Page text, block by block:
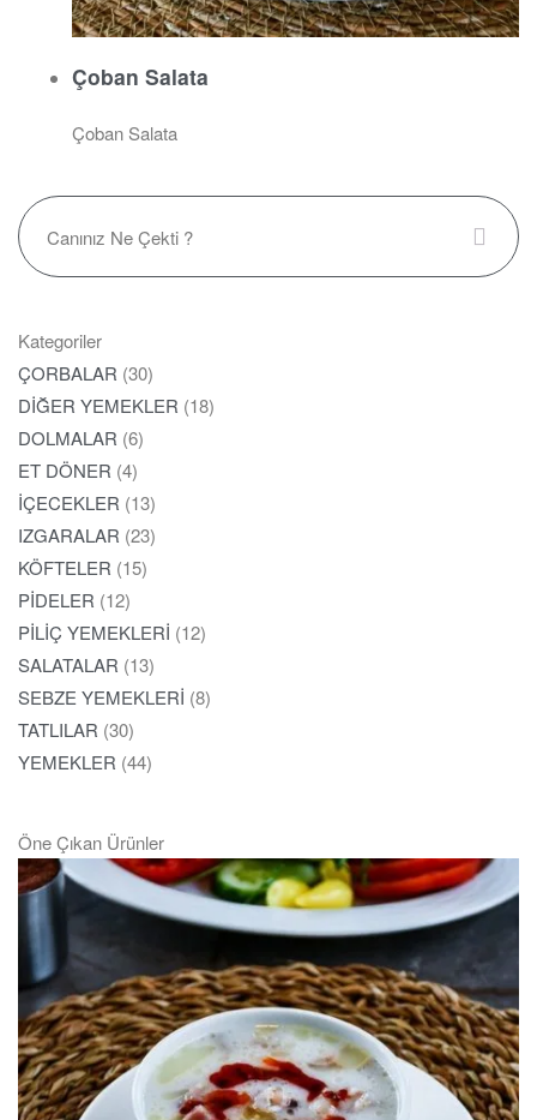
Çoban Salata
Çoban Salata
Kategoriler
ÇORBALAR (30)
DİĞER YEMEKLER (18)
DOLMALAR (6)
ET DÖNER (4)
İÇECEKLER (13)
IZGARALAR (23)
KÖFTELER (15)
PİDELER (12)
PİLİÇ YEMEKLERİ (12)
SALATALAR (13)
SEBZE YEMEKLERİ (8)
TATLILAR (30)
YEMEKLER (44)
Öne Çıkan Ürünler